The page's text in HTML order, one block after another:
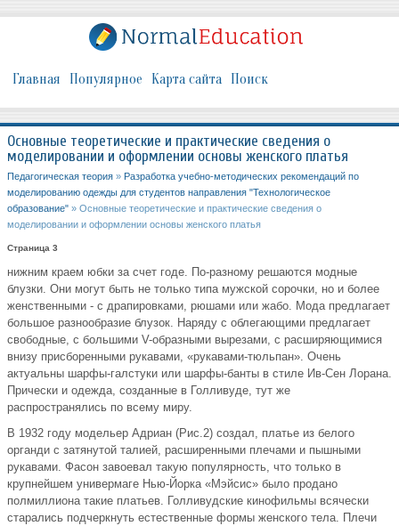
Главная Популярное Карта сайта Поиск
Основные теоретические и практические сведения о
моделировании и оформлении основы женского платья
Педагогическая теория » Разработка учебно-методических рекомендаций по
моделированию одежды для студентов направления "Технологическое
образование" » Основные теоретические и практические сведения о
моделировании и оформлении основы женского платья
Страница 3
нижним краем юбки за счет годе. По-разному решаются модные
блузки. Они могут быть не только типа мужской сорочки, но и более
женственными - с драпировками, рюшами или жабо. Мода предлагает
большое разнообразие блузок. Наряду с облегающими предлагает
свободные, с большими V-образными вырезами, с расширяющимися
внизу присборенными рукавами, «рукавами-тюльпан». Очень
актуальны шарфы-галстуки или шарфы-банты в стиле Ив-Сен Лорана.
Прически и одежда, созданные в Голливуде, тут же
распространялись по всему миру.
В 1932 году модельер Адриан (Рис.2) создал, платье из белого
органди с затянутой талией, расширенными плечами и пышными
рукавами. Фасон завоевал такую популярность, что только в
крупнейшем универмаге Нью-Йорка «Мэйсис» было продано
полмиллиона такие платьев. Голливудские кинофильмы всячески
старались подчеркнуть естественные формы женского тела. Плечи